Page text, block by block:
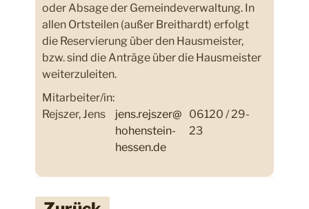
oder Absage der Gemeindeverwaltung. In
allen Ortsteilen (außer Breithardt) erfolgt
die Reservierung über den Hausmeister,
bzw. sind die Anträge über die Hausmeister
weiterzuleiten.
Mitarbeiter/in:
Rejszer, Jens
jens.rejszer@
hohenstein-
hessen.de
06120 / 29-
23